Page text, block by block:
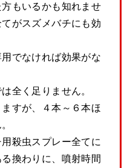
もいるかも知れませ
がスズメバチにも効
でなければ効果がな
全く足りません。
すが、４本～６本ほ
殺虫スプレー全てに
換わりに、噴射時間